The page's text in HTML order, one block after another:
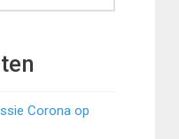
Corona op